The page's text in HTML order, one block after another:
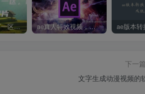
ai明星造梦工厂一区，明星造梦工厂ai图片 ae真人特效视频，大学生第一次做ppt怎么做
下一篇
文字生成动漫视频的